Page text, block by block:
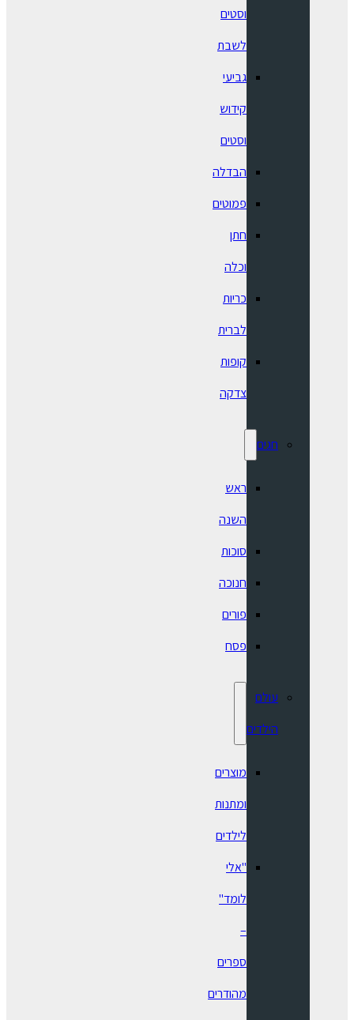
וסטים
לשבת
גביעי
קידוש
וסטים
הבדלה
פמוטים
חתן
וכלה
כריות
לברית
קופות
צדקה
חגים
ראש
השנה
סוכות
חנוכה
פורים
פסח
עולם
הילדים
מוצרים
ומתנות
לילדים
"אלי
לומד"
–
ספרים
מהודרים